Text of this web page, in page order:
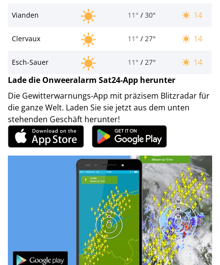
Vianden 11° / 30° 14
Clervaux 11° / 27° 14
Esch-Sauer 11° / 27°
14
Lade die Onweeralarm Sat24-App herunter
Die Gewitterwarnungs-App mit präzisem Blitzradar für
die ganze Welt. Laden Sie sie jetzt aus dem unten
stehenden Geschäft herunter!